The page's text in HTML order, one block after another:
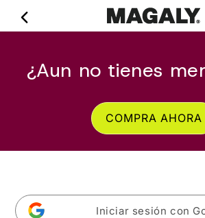
directamente
al contenido
¿Aun no tienes
COMPRA AHORA
Iniciar sesión con